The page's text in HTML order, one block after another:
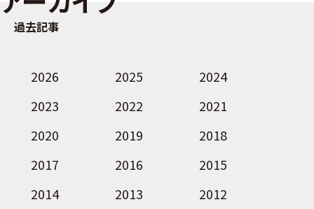
過去記事
2026 2025
2024
2023
2022
2021
2020
2019
2018
2017
2016
2015
2014
2013
2012